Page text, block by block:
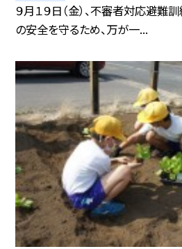
９月１９日（金）、不審者対応避難
の安全を守るため、万が一...